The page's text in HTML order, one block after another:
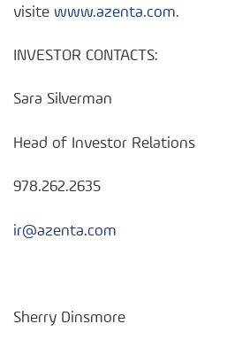
visite www.azenta.com.
INVESTOR CONTACTS:
Sara Silverman
Head of Investor Relations
978.262.2635
ir@azenta.com
Sherry Dinsmore